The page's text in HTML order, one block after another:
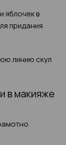
яблочек в
придания
линию скул
в макияже